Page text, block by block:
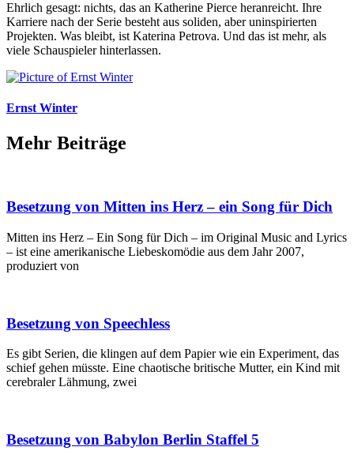
Ehrlich gesagt: nichts, das an Katherine Pierce heranreicht. Ihre
Karriere nach der Serie besteht aus soliden, aber uninspirierten
Projekten. Was bleibt, ist Katerina Petrova. Und das ist mehr, als
viele Schauspieler hinterlassen.
Ernst Winter
Mehr Beiträge
Besetzung von Mitten ins Herz – ein Song für Dich
Mitten ins Herz – Ein Song für Dich – im Original Music and Lyrics
– ist eine amerikanische Liebeskomödie aus dem Jahr 2007,
produziert von
Besetzung von Speechless
Es gibt Serien, die klingen auf dem Papier wie ein Experiment, das
schief gehen müsste. Eine chaotische britische Mutter, ein Kind mit
cerebraler Lähmung, zwei
Besetzung von Babylon Berlin Staffel 5